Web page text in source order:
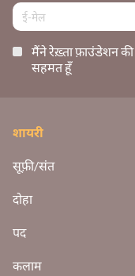
मैंने रेख़्ता फ़ाउंडेशन की
सहमत हूँ
शायरी
सूफ़ी/संत
दोहा
पद
कलाम